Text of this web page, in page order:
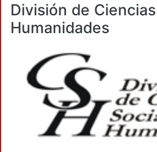
División de
Humanidades